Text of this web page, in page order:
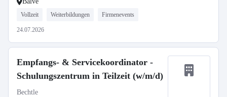
Vollzeit Weiterbildungen Firmenevents
24.07.2026
Empfangs- & Servicekoordinator -
Schulungszentrum in Teilzeit (w/m/d)
Bechtle